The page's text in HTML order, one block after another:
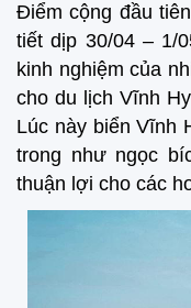
Điểm cộng đầu
tiết dịp 30/04 – 1/
kinh nghiệm của
cho du lịch Vĩnh
Lúc này biển Vĩnh
trong như ngọc
thuận lợi cho các